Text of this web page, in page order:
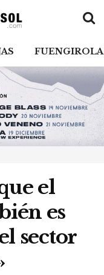
FUENGIROLA
el
es
sector